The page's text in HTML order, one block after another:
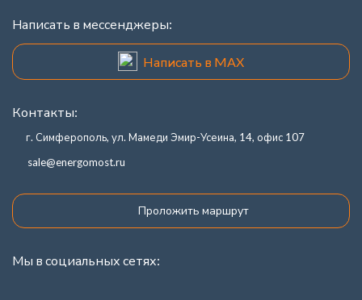
Написать в мессенджеры:
Написать в MAX
Контакты:
г. Симферополь, ул. Мамеди Эмир-Усеина, 14, офис 107
sale@energomost.ru
Проложить маршрут
Мы в социальных сетях: